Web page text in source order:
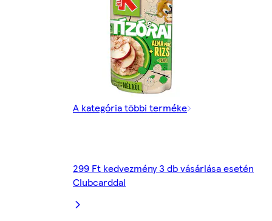
A kategória többi terméke
299 Ft kedvezmény 3 db vásárlása esetén
Clubcarddal